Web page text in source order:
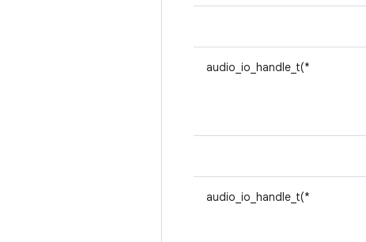
audio_io_handle_t(*
audio_io_handle_t(*